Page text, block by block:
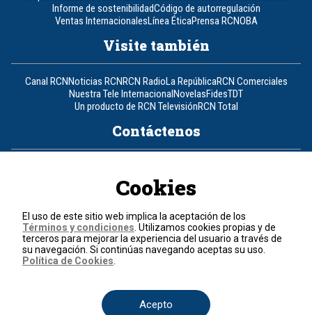
Informe de sostenibilidadCódigo de autorregulación
Ventas InternacionalesLínea ÉticaPrensa RCNOBA
Visite también
Canal RCNNoticias RCNRCN RadioLa RepúblicaRCN Comerciales
Nuestra Tele InternacionalNovelasFidesTDT
Un producto de RCN TelevisiónRCN Total
Contáctenos
Política de cookies
Términos y condiciones
© 2026, RCN Medios.
Todos los derechos reservados.
Cookies
El uso de este sitio web implica la aceptación de los
Términos y condiciones . Utilizamos cookies propias y de
terceros para mejorar la experiencia del usuario a través de
su navegación. Si continúas navegando aceptas su uso.
Política de Cookies
Acepto